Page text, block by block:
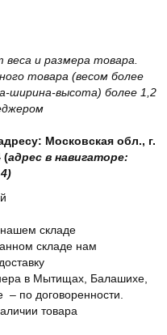
и размера товара.
товара (весом более
ширина-высота) более 1,2
Московская обл., г.
(адрес в навигаторе:
нашем складе
складе нам
в Мытищах, Балашихе,
по договоренности.
товара